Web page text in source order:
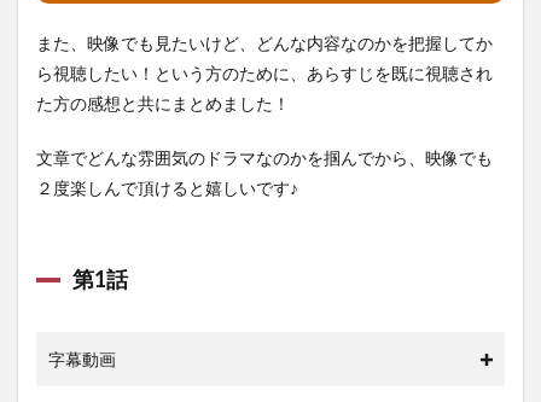
また、映像でも見たいけど、どんな内容なのかを把握してか
ら視聴したい！という方のために、あらすじを既に視聴され
た方の感想と共にまとめました！
文章でどんな雰囲気のドラマなのかを掴んでから、映像でも
２度楽しんで頂けると嬉しいです♪
第1話
字幕動画